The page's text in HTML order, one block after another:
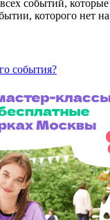
событий,
которого нет на
события?